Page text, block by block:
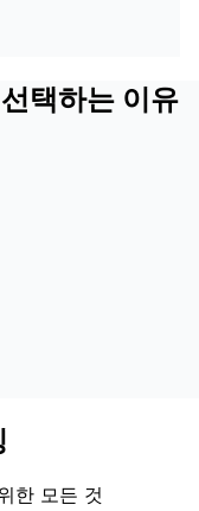
택하는 이유
한 모든 것